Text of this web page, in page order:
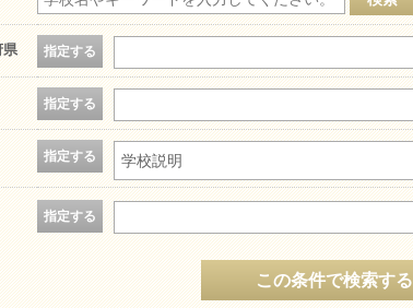
県 指定する
指定する
指定する 学校説明
指定する
この条件で検索する